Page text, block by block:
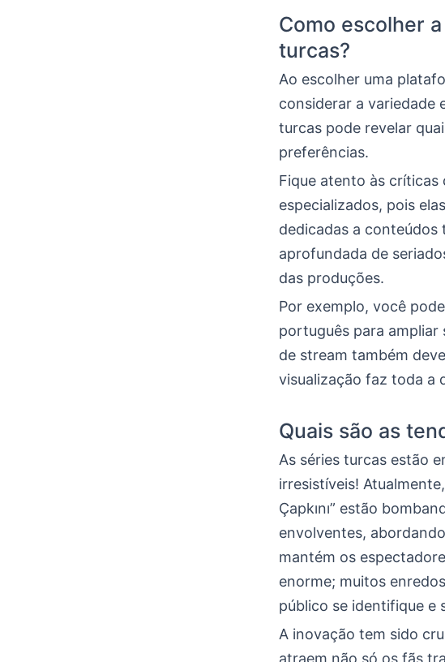
Como escolher
turcas?
Ao escolher uma
considerar a variedade
turcas pode revelar
preferências.
Fique atento às críticas
especializados, pois
dedicadas a
aprofundada de
das produções.
Por exemplo, você
português para ampliar
de stream também
visualização faz toda a
Quais são as
As séries turcas estão
irresistíveis! Atualmente,
Çapkını” estão
envolventes,
mantém os
enorme; muitos
público se identifique e
A inovação tem sido
atraem não só os fãs